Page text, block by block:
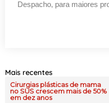
Despacho, para maiores
Mais recentes
Cirurgias plásticas de mama
no SUS crescem mais de 50%
em dez anos